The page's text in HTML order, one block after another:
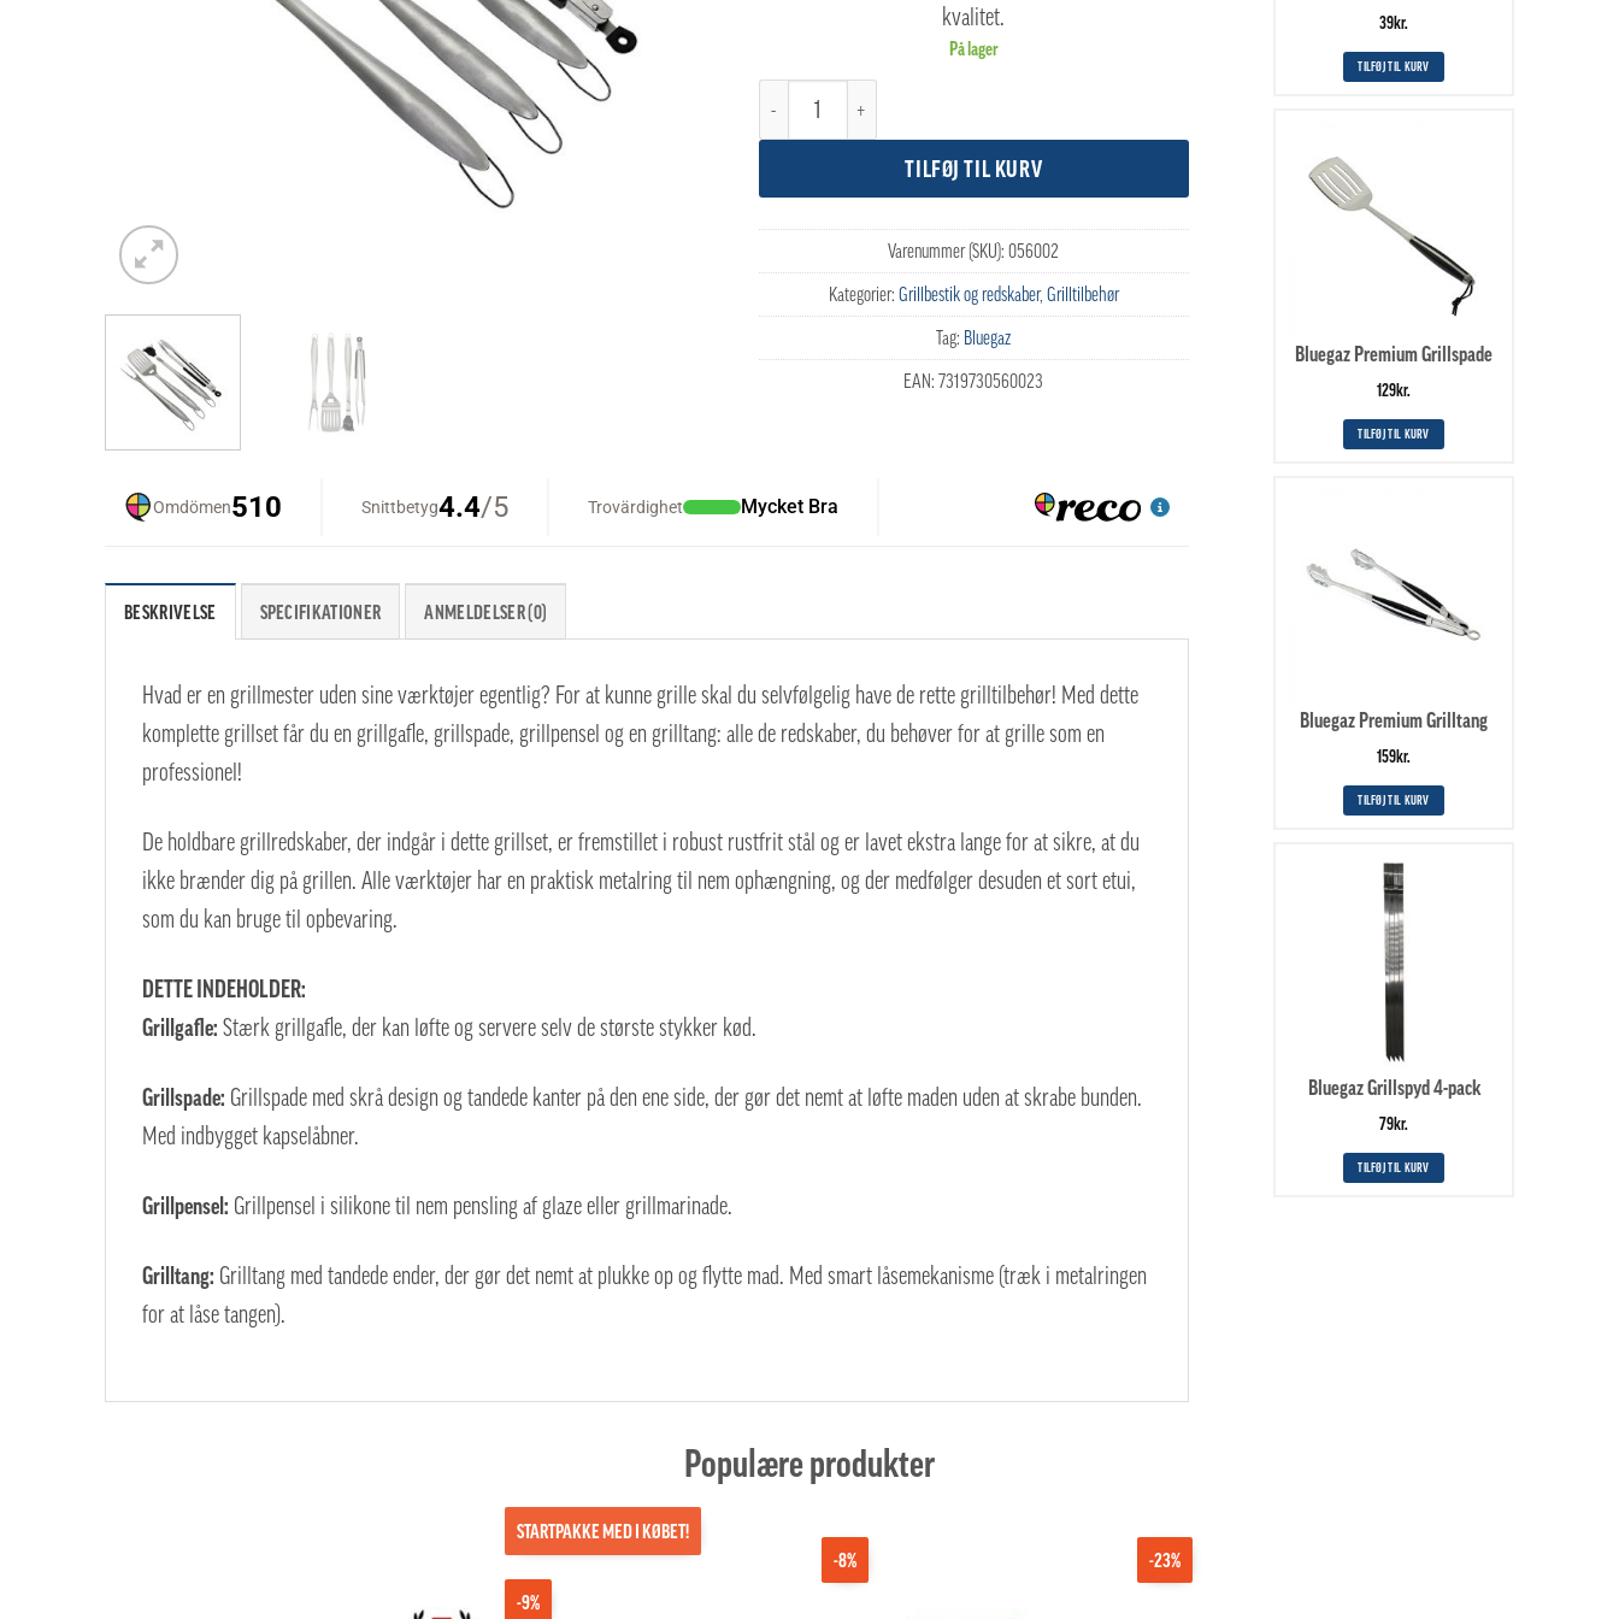
kvalitet.
På lager
Bluegaz Premium Grillset 4 dele antal
TILFØJ TIL KURV
Varenummer (SKU):056002
Kategorier: Grillbestik og redskaber, Grilltilbehør
Tag: Bluegaz
EAN:7319730560023
39kr.
TILFØJ TIL KURV
Bluegaz Premium Grillspade
129kr.
TILFØJ TIL KURV
Bluegaz Premium Grilltang
159kr.
TILFØJ TIL KURV
Bluegaz Grillspyd 4-pack
79kr.
TILFØJ TIL KURV
BESKRIVELSE SPECIFIKATIONER ANMELDELSER (0)
Hvad er en grillmester uden sine værktøjer egentlig? For at kunne grille skal du selvfølgelig have de rette grilltilbehør! Med dette
komplette grillset får du en grillgafle, grillspade, grillpensel og en grilltang: alle de redskaber, du behøver for at grille som en
professionel!
De holdbare grillredskaber, der indgår i dette grillset, er fremstillet i robust rustfrit stål og er lavet ekstra lange for at sikre, at du
ikke brænder dig på grillen. Alle værktøjer har en praktisk metalring til nem ophængning, og der medfølger desuden et sort etui,
som du kan bruge til opbevaring.
DETTE INDEHOLDER:
Grillgafle: Stærk grillgafle, der kan løfte og servere selv de største stykker kød.
Grillspade: Grillspade med skrå design og tandede kanter på den ene side, der gør det nemt at løfte maden uden at skrabe bunden.
Med indbygget kapselåbner.
Grillpensel: Grillpensel i silikone til nem pensling af glaze eller grillmarinade.
Grilltang: Grilltang med tandede ender, der gør det nemt at plukke op og flytte mad. Med smart låsemekanisme (træk i metalringen
for at låse tangen).
Populære produkter
-9%
STARTPAKKE MED I KØBET!
-8% -23%